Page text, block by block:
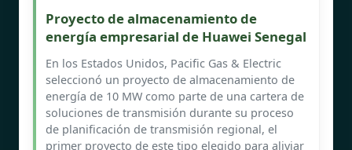
Proyecto de almacenamiento de
energía empresarial de Huawei Senegal
En los Estados Unidos, Pacific Gas & Electric
seleccionó un proyecto de almacenamiento de
energía de 10 MW como parte de una cartera de
soluciones de transmisión durante su proceso
de planificación de transmisión regional, el
primer proyecto de este tipo elegido para aliviar